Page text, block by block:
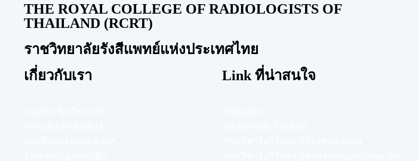
THE ROYAL COLLEGE OF RADIOLOGISTS OF
THAILAND (RCRT)
ราชวิทยาลัยรังสีแพทย์แห่งประเทศไทย
เกี่ยวกับเรา Link ที่น่าสนใจ